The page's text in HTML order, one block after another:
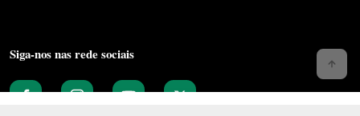
Siga-nos nas rede sociais